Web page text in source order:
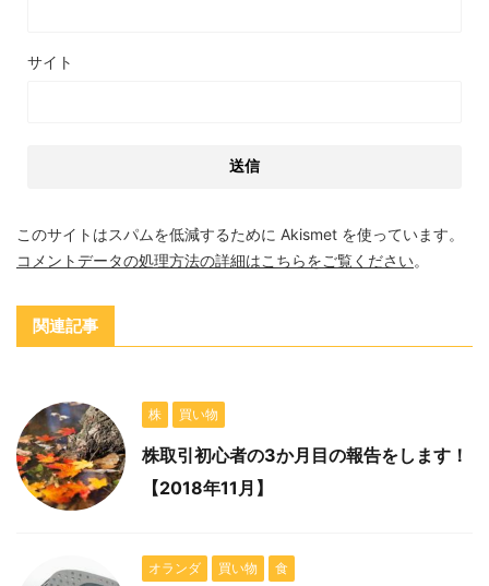
サイト
このサイトはスパムを低減するために Akismet を使っています。
コメントデータの処理方法の詳細はこちらをご覧ください。
関連記事
株 買い物
株取引初心者の3か月目の報告をします！
【2018年11月】
オランダ 買い物 食